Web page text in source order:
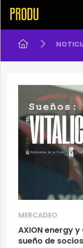
MERCADEO
AXION energy
sueño de